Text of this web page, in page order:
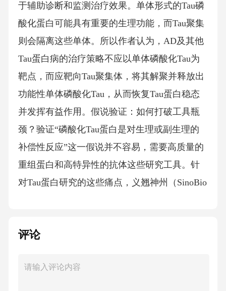
于辅助诊断和监测治疗效果。单体形式的Tau磷
酸化蛋白可能具有重要的生理功能，而Tau聚集
则会隔离这些单体。所以作者认为，AD及其他
Tau蛋白病的治疗策略不应以单体磷酸化Tau为
靶点，而应靶向Tau聚集体，将其解聚并释放出
功能性单体磷酸化Tau，从而恢复Tau蛋白稳态
并发挥有益作用。假说验证：如何打破工具瓶
颈？验证“磷酸化Tau蛋白是对生理或副生理的
补偿性反应”这一假说并不容易，需要高质量的
重组蛋白和高特异性的抗体这些研究工具。针
对Tau蛋白研究的这些痛点，义翘神州（SinoBio
Tau人类大脑中，由MAPT基因编码的Tau蛋白存
调密切相关，这使得它们成为疾病诊断的重要
评论